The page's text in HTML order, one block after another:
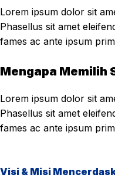
Lorem ipsum dolor sit
Phasellus sit amet
fames ac ante ipsum
Mengapa Memilih
Lorem ipsum dolor sit
Phasellus sit amet
fames ac ante ipsum
Visi & Misi